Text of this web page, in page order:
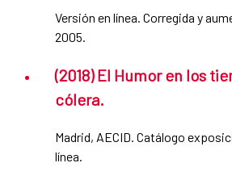
Versión en línea. Corregida y
2005.
(2018) El Humor en los
cólera.
Madrid, AECID. Catálogo
línea.